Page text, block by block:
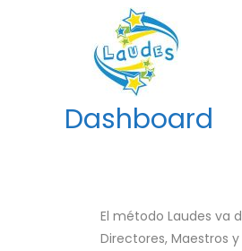
Dashboard
El método Laudes va
Directores, Maestros